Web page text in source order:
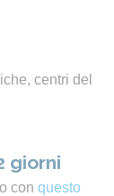
centri del
giorni
con questo